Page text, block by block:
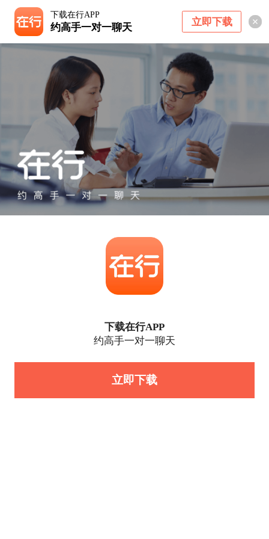
下载在行APP
约高手一对一聊天 立即下载
下载在行APP
约高手一对一聊天
立即下载